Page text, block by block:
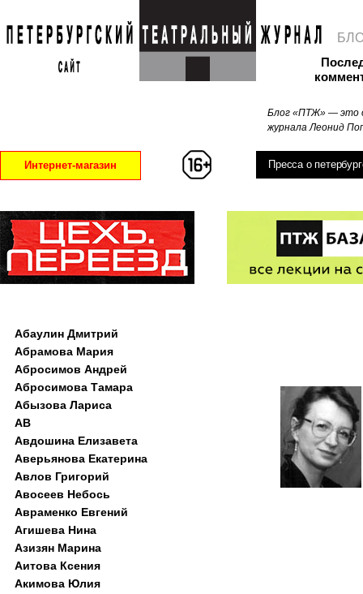
Блог «ПТЖ» — это
журнала Леонид
Интернет-магазин Пресса о
Абаулин Дмитрий
Абрамова Мария
Абросимов Андрей
Абросимова Тамара
Абызова Лариса
АВ
Авдошина Елизавета
Аверьянова Екатерина
Авлов Григорий
Авосеев Небось
Авраменко Евгений
Агишева Нина
Азизян Марина
Аитова Ксения
Акимова Юлия